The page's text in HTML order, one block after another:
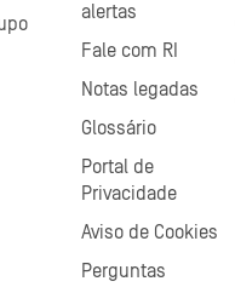
alertas
Fale com RI
Notas legadas
Glossário
Portal de
Privacidade
Aviso de Cookies
Perguntas